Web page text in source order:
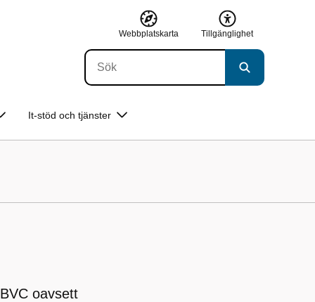
Webbplatskarta Tillgänglighet
It-stöd och tjänster
oavsett